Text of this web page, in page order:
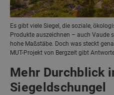
Es gibt viele Siegel, die soziale,
Produkte auszeichnen – auch Vaude
hohe Maßstäbe. Doch was steckt
MUT-Projekt von Bergzeit gibt
Mehr Durchblick
Siegeldschungel